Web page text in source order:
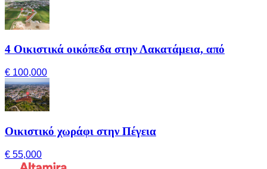
4 Οικιστικά οικόπεδα στην Λακατάμεια, από
€ 100,000
Οικιστικό χωράφι στην Πέγεια
€ 55,000